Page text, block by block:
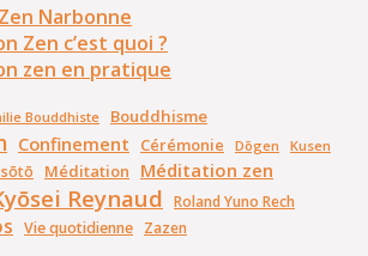
Narbonne
Zen c’est quoi ?
zen en pratique
Bouddhiste Bouddhisme
Confinement Cérémonie Dōgen Kusen
sōtō Méditation Méditation zen
Reynaud Roland Yuno Rech
Vie quotidienne Zazen